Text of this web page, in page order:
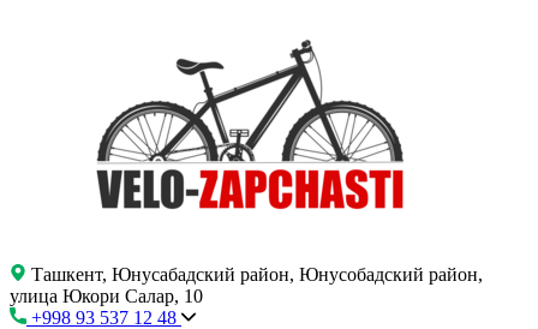
Ташкент, Юнусабадский район, Юнусобадский район,
улица Юкори Салар, 10
+998 93 537 12 48